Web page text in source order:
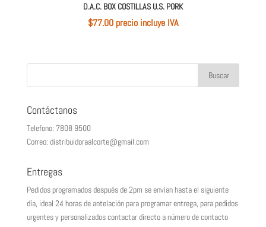
D.A.C. BOX COSTILLAS U.S. PORK
$77.00 precio incluye IVA
Contáctanos
Telefono: 7808 9500
Correo: distribuidoraalcorte@gmail.com
Entregas
Pedidos programados después de 2pm se envían hasta el siguiente
día, ideal 24 horas de antelación para programar entrega, para pedidos
urgentes y personalizados contactar directo a número de contacto